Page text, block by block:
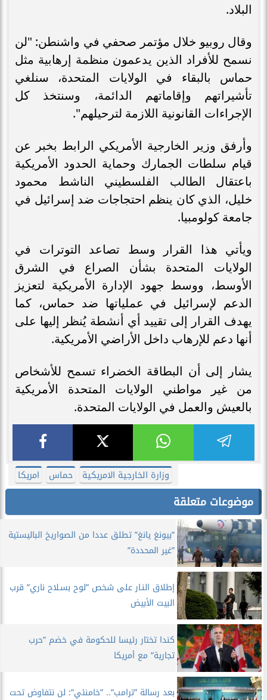
البلاد.
وقال روبيو خلال مؤتمر صحفي في واشنطن: "لن
نسمح للأفراد الذين يدعمون منظمة إرهابية مثل
حماس بالبقاء في الولايات المتحدة، سنلغي
تأشيراتهم وإقاماتهم الدائمة، وسنتخذ كل
الإجراءات القانونية اللازمة لترحيلهم".
وأرفق وزير الخارجية الأمريكي الرابط بخبر عن
قيام سلطات الجمارك وحماية الحدود الأمريكية
باعتقال الطالب الفلسطيني الناشط محمود
خليل، الذي كان ينظم احتجاجات ضد إسرائيل في
جامعة كولومبيا.
ويأتي هذا القرار وسط تصاعد التوترات في
الولايات المتحدة بشأن الصراع في الشرق
الأوسط، ووسط جهود الإدارة الأمريكية لتعزيز
الدعم لإسرائيل في عملياتها ضد حماس، كما
يهدف القرار إلى تقييد أي أنشطة يُنظر إليها على
أنها دعم للإرهاب داخل الأراضي الأمريكية.
يشار إلى أن البطاقة الخضراء تسمح للأشخاص
من غير مواطني الولايات المتحدة الأمريكية
بالعيش والعمل في الولايات المتحدة.
وزارة الخارجية الامريكية حماس امريكا
موضوعات متعلقة
”بيونغ يانغ” تطلق عددا من الصواريخ الباليستية
”غير المحددة”
إطلاق النـار على شخص ”لوح بسـلاح ناري” قرب
البيت الأبيض
كندا تختار رئيسا للحكومة في خضم ”حرب
تجارية” مع أمريكا
بعد رسالة ”ترامب”.. ”خامنئي”: لن نتفاوض تحت